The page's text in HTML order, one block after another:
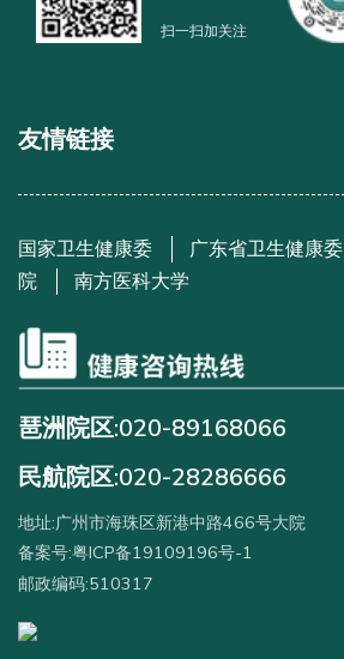
扫一扫加关注
友情链接
国家卫生健康委 广东省卫生健康委
院
南方医科大学
琶洲院区:020-89168066
民航院区:020-28286666
地址:广州市海珠区新港中路466号大院
备案号:粤ICP备19109196号-1
邮政编码:510317